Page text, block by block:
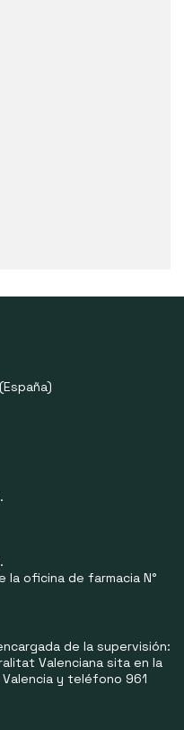
la oficina de farmacia N°
de la supervisión:
Valenciana sita en la
Valencia y teléfono 961